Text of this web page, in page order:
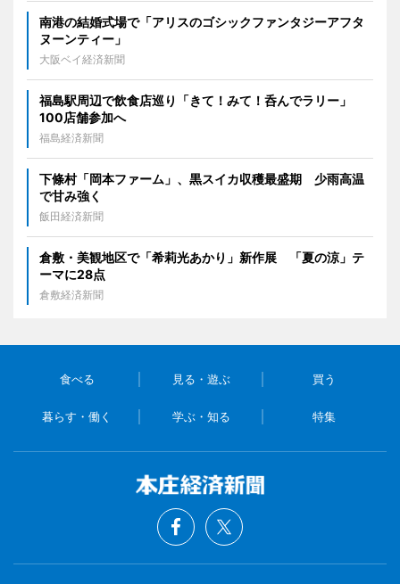
南港の結婚式場で「アリスのゴシックファンタジーアフタ
ヌーンティー」
大阪ベイ経済新聞
福島駅周辺で飲食店巡り「きて！みて！呑んでラリー」
100店舗参加へ
福島経済新聞
下條村「岡本ファーム」、黒スイカ収穫最盛期 少雨高温
で甘み強く
飯田経済新聞
倉敷・美観地区で「希莉光あかり」新作展 「夏の涼」テ
ーマに28点
倉敷経済新聞
食べる 見る・遊ぶ 買う
暮らす・働く 学ぶ・知る 特集